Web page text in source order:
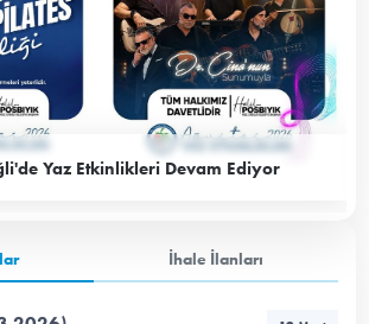
Yaz Etkinlikleri Devam Ediyor
İhale İlanları